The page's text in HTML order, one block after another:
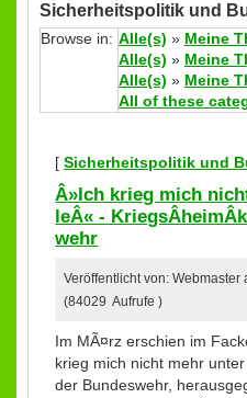
Sicherheitspolitik und
Browse in: Alle(s) » Meine
Alle(s) » Meine
Alle(s) » Meine
All of these
[Sicherheitspolitik und
Â»Ich krieg mich
leÂ« -
wehr
Veröffentlicht von:
(84029 Aufrufe )
Im MÃ¤rz erschien im
krieg mich nicht mehr
der Bundeswehr,